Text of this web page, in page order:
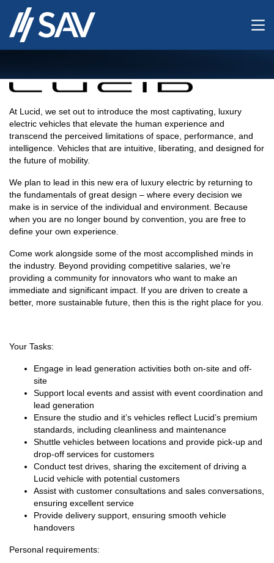
At Lucid, we set out to introduce the most captivating, luxury
electric vehicles that elevate the human experience and
transcend the perceived limitations of space, performance, and
intelligence. Vehicles that are intuitive, liberating, and designed for
the future of mobility.
We plan to lead in this new era of luxury electric by returning to
the fundamentals of great design – where every decision we
make is in service of the individual and environment. Because
when you are no longer bound by convention, you are free to
define your own experience.
Come work alongside some of the most accomplished minds in
the industry. Beyond providing competitive salaries, we’re
providing a community for innovators who want to make an
immediate and significant impact. If you are driven to create a
better, more sustainable future, then this is the right place for you.
Your Tasks:
Engage in lead generation activities both on-site and off-
site
Support local events and assist with event coordination and
lead generation
Ensure the studio and it’s vehicles reflect Lucid’s premium
standards, including cleanliness and maintenance
Shuttle vehicles between locations and provide pick-up and
drop-off services for customers
Conduct test drives, sharing the excitement of driving a
Lucid vehicle with potential customers
Assist with customer consultations and sales conversations,
ensuring excellent service
Provide delivery support, ensuring smooth vehicle
handovers
Personal requirements: